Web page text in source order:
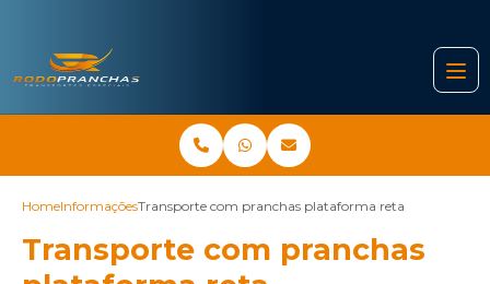
HomeInformaçõesTransporte com pranchas plataforma reta
Transporte com pranchas